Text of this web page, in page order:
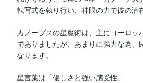
転写式を執り行い、神眼の力で彼の潜
カノープスの星魔術は、主にヨーロ
でありましたが、あまりに強力な為、
なります。
星言葉は「優しさと強い感受性」